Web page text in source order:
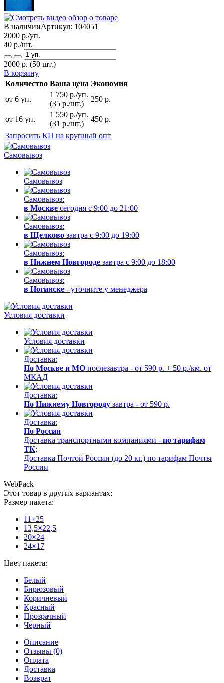
В наличииАртикул: 104051
2000 р./уп.
40 р./шт.
2000 р. (50 шт.)
В корзину
Количество Ваша цена Экономия
от 6 уп.
1 750 р./уп.
(35 р./шт.)
250 р.
от 16 уп.
1 550 р./уп.
(31 р./шт.)
450 р.
Запросить КП на крупный опт
Самовывоз
Самовывоз
Самовывоз:
в Москве сегодня с 9:00 до 21:00
Самовывоз:
в Щелково завтра с 9:00 до 19:00
Самовывоз:
в Нижнем Новгороде завтра с 9:00 до 18:00
Самовывоз:
в Ногинске - уточните у менеджера
Условия доставки
Условия доставки
Доставка:
По Москве и МО послезавтра - от 590 р. + 50 р./км. от
МКАД
Доставка:
По Нижнему Новгороду завтра - от 590 р.
Доставка:
По России
Доставка транспортными компаниями - по тарифам
ТК;
Доставка Почтой России (до 20 кг.) по тарифам Почты
России
WebPack
Этот товар в других вариантах:
Размер пакета:
11×25
13,5×22,5
20×24
24×17
Цвет пакета:
Белый
Бирюзовый
Коричневый
Красный
Прозрачный
Черный
Описание
Отзывы (0)
Оплата
Доставка
Возврат